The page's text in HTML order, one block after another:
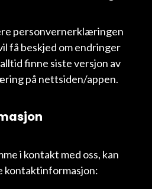
personvernerklæringen
få beskjed om endringer
finne siste versjon av
på nettsiden/appen.
i kontakt med oss, kan
kontaktinformasjon: